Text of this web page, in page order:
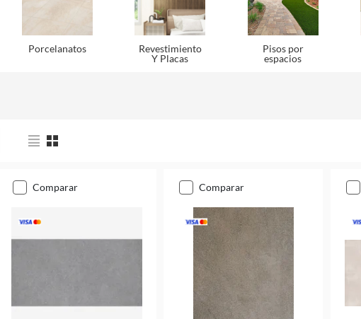
Porcelanatos
Revestimiento
Y Placas
Pisos por
espacios
comparar comparar